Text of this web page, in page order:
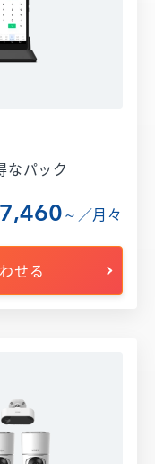
なパック
～／月々
せる